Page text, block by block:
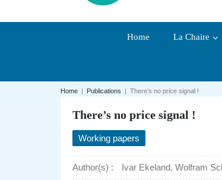
Home La Chaire
Home | Publications | There’s no price signal !
There’s no price signal !
Working papers
Author(s) : Ivar Ekeland, Wolfram